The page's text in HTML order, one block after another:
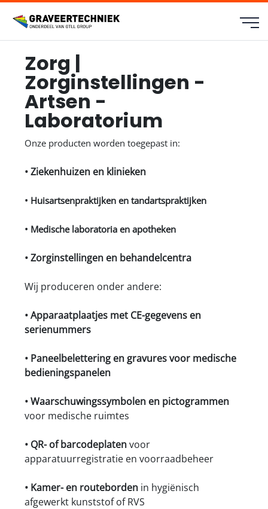
Zorg |
Zorginstellingen -
Artsen -
Laboratorium
Onze producten worden toegepast in:
• Ziekenhuizen en klinieken
• Huisartsenpraktijken en tandartspraktijken
• Medische laboratoria en apotheken
• Zorginstellingen en behandelcentra
Wij produceren onder andere:
• Apparaatplaatjes met CE-gegevens en
serienummers
• Paneelbelettering en gravures voor medische
bedieningspanelen
• Waarschuwingssymbolen en pictogrammen
voor medische ruimtes
• QR- of barcodeplatenvoor
apparatuurregistratie en voorraadbeheer
• Kamer- en routebordenin hygiënisch
afgewerkt kunststof of RVS